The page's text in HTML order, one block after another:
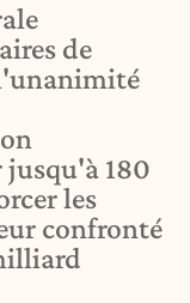
de
180
les
confronté